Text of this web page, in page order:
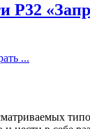
P32
...